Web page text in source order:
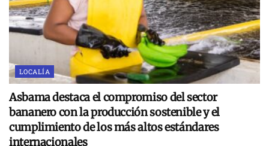
LOCALÍA
Asbama destaca el compromiso del sector
bananero con la producción sostenible y el
cumplimiento de los más altos estándares
internacionales